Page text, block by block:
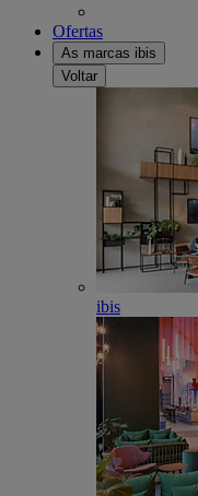
Ofertas
As marcas ibis
Voltar
ibis